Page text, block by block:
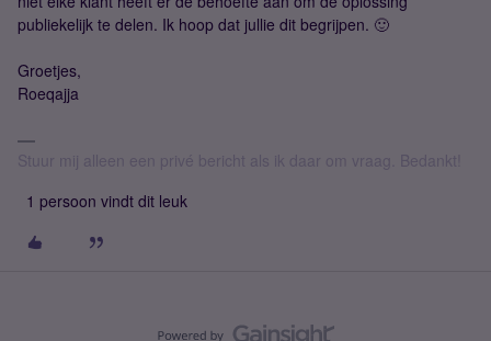
publiekelijk te delen. Ik hoop dat jullie dit begrijpen. 🙂
Groetjes,
Roeqajja
Stuur mij alleen een privé bericht als ik daar om vraag. Bedankt!
1 persoon vindt dit leuk